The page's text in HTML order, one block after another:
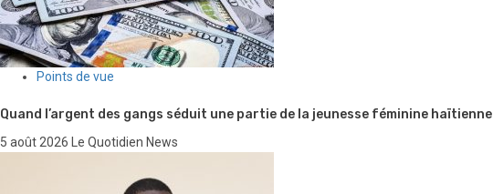
Points de vue
Quand l’argent des gangs séduit une partie de la jeunesse féminine haïtienne
5 août 2026 Le Quotidien News